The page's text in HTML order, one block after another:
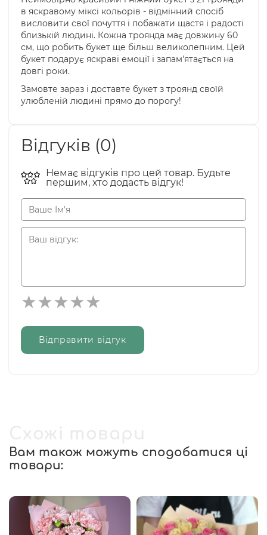
в яскравому міксі кольорів - відмінний спосіб
висловити свої почуття і побажати щастя і радості
близькій людині. Кожна троянда має довжину 60
см, що робить букет ще більш великолепним. Цей
букет подарує яскраві емоції і запам'ятається на
довгі роки.
Замовте зараз і доставте букет з троянд своїй
улюбленій людині прямо до порогу!
Відгуків (0)
Немає відгуків про цей товар. Будьте
першим, хто додасть відгук!
Відправити відгук
Вам також можуть сподобатися ці
товари: